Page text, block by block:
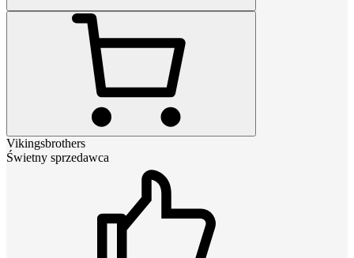
Vikingsbrothers
Świetny sprzedawca